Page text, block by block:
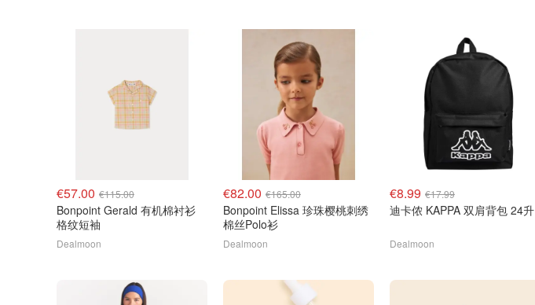
€57.00 €115.00
Bonpoint Gerald 有机棉衬衫
格纹短袖
Dealmoon
€82.00 €165.00
Bonpoint Elissa 珍珠樱桃刺绣
棉丝Polo衫
Dealmoon
€8.99 €17.99
迪卡侬 KAPPA 双肩背包 24升
Dealmoon